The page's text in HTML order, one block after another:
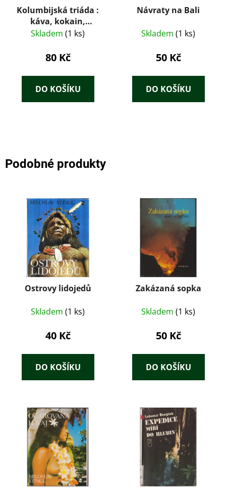
Kolumbijská triáda :
káva, kokain,
smaragdy
Skladem (1 ks)
80 Kč
DO KOŠÍKU
Návraty na Bali
Skladem (1 ks)
50 Kč
DO KOŠÍKU
Podobné produkty
Ostrovy lidojedů
Skladem (1 ks)
40 Kč
DO KOŠÍKU
Zakázaná sopka
Skladem (1 ks)
50 Kč
DO KOŠÍKU